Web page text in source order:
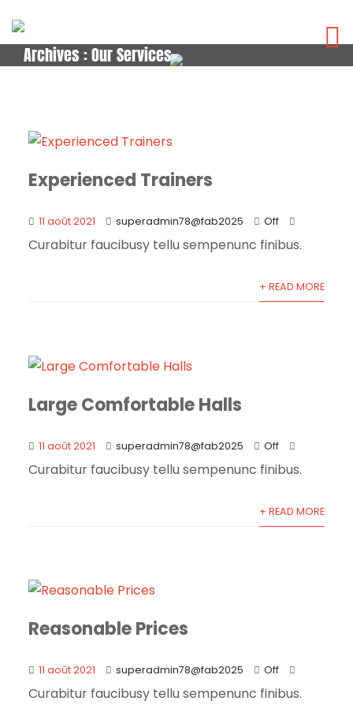
Archives :Our Services
Experienced Trainers
11 août 2021 superadmin78@fab2025 Off
Curabitur faucibusy tellu sempenunc finibus.
+ READ MORE
Large Comfortable Halls
11 août 2021 superadmin78@fab2025 Off
Curabitur faucibusy tellu sempenunc finibus.
+ READ MORE
Reasonable Prices
11 août 2021 superadmin78@fab2025 Off
Curabitur faucibusy tellu sempenunc finibus.